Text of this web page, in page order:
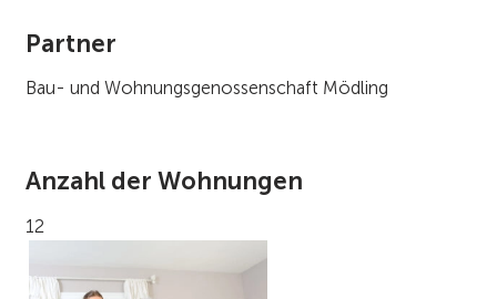
Partner
Bau- und Wohnungsgenossenschaft Mödling
Anzahl der Wohnungen
12